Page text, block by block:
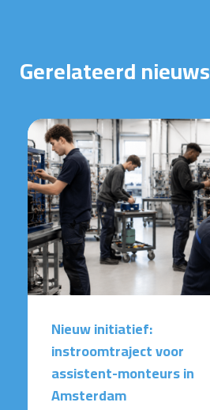
Gerelateerd nieuws
Nieuw initiatief:
instroomtraject voor
assistent-monteurs in
Amsterdam